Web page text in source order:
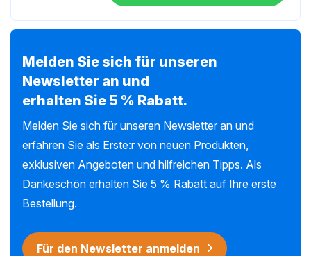
Melden Sie sich für unseren
Newsletter an und
erhalten Sie 5 % Rabatt.
Melden Sie sich für unseren Newsletter an und
erfahren Sie als Erste:r von neuen Produkten,
exklusiven Angeboten und hilfreichen Tipps. Als
Dankeschön erhalten Sie 5 % Rabatt auf Ihre erste
Bestellung.
Für den Newsletter anmelden